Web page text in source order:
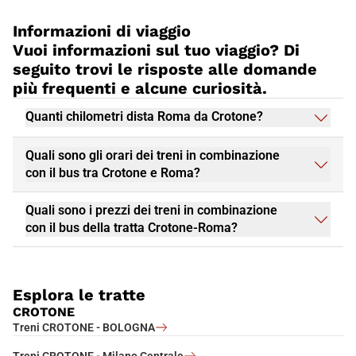
cucina e ospitalità. Che tu stia pianificando un weekend
romantico o una vacanza in famiglia, questa città ha qualcosa
da offrire a tutti. Non perdere l'opportunità di visitare
Roma
prenota subito il tuo viaggio in treno Italo, per un'esperienza di
viaggio piacevole e conveniente.
Informazioni di viaggio
Vuoi informazioni sul tuo viaggio? Di
seguito trovi le risposte alle domande
più frequenti e alcune curiosità.
Quanti chilometri dista Roma da Crotone?
Quali sono gli orari dei treni in combinazione
con il bus tra Crotone e Roma?
Quali sono i prezzi dei treni in combinazione
con il bus della tratta Crotone-Roma?
Esplora le tratte
CROTONE
Treni CROTONE - BOLOGNA